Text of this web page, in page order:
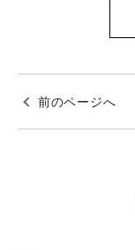
前のページへ